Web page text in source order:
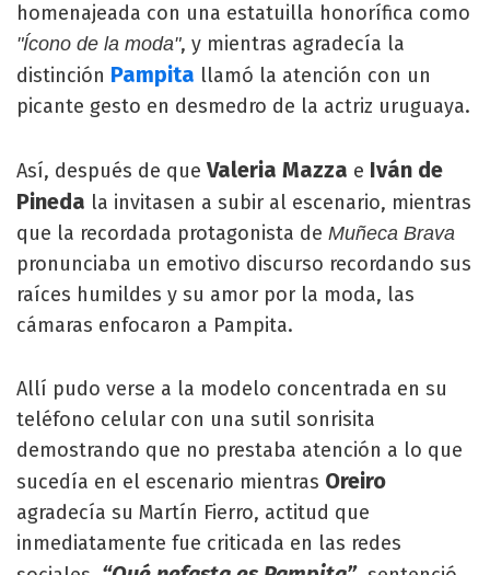
homenajeada con una estatuilla honorífica como
"Ícono de la moda", y mientras agradecía la
distinción Pampita llamó la atención con un
picante gesto en desmedro de la actriz uruguaya.
Así, después de queValeria Mazza e Iván de
Pineda la invitasen a subir al escenario, mientras
que la recordada protagonista de Muñeca Brava
pronunciaba un emotivo discurso recordando sus
raíces humildes y su amor por la moda, las
cámaras enfocaron a Pampita.
Allí pudo verse a la modelo concentrada en su
teléfono celular con una sutil sonrisita
demostrando que no prestaba atención a lo que
sucedía en el escenario mientras Oreiro
agradecía su Martín Fierro, actitud que
inmediatamente fue criticada en las redes